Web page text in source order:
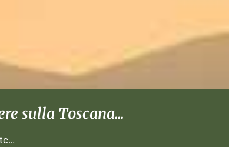
sulla Toscana...